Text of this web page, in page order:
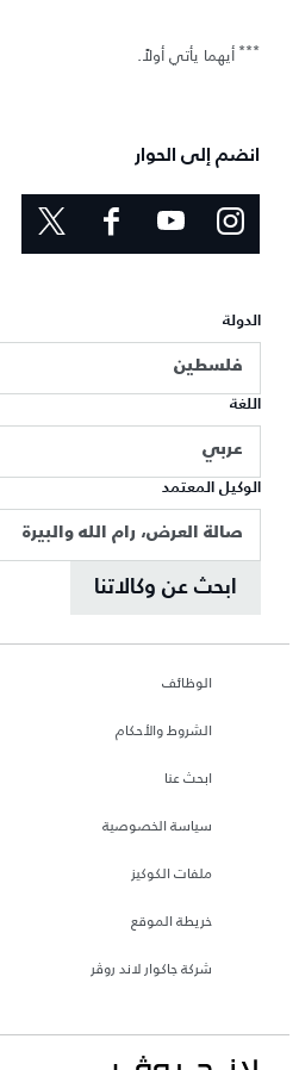
*** أيهما يأتي أولاً.
انضم إلى الحوار
الدولة
فلسطين
اللغة
عربي
الوكيل المعتمد
صالة العرض، رام الله والبيرة
ابحث عن وكالاتنا
الوظائف
الشروط والأحكام
ابحث عنا
سياسة الخصوصية
ملفات الكوكيز
خريطة الموقع
شركة جاكوار لاند روڤر